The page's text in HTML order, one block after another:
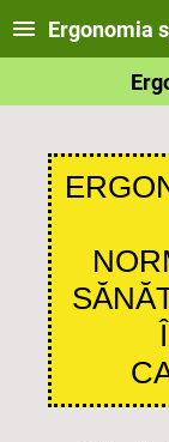
Ergonomia